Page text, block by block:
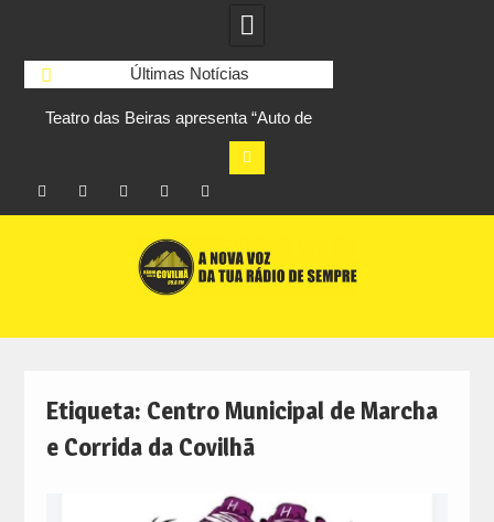
Últimas Notícias
Teatro das Beiras apresenta “Auto de
Exortação da Paz” no Canhoso
RCC
Ar
Etiqueta: Centro Municipal de Marcha
e Corrida da Covilhã